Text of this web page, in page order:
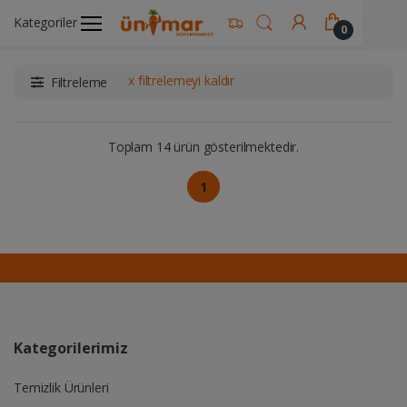
Kategoriler 0
Ünimar Anasayfa İçecekler Kahve Ürünleri
Filtreleme x filtrelemeyi kaldır
Toplam 14 ürün gösterilmektedir.
1
Kategorilerimiz
Temizlik Ürünleri